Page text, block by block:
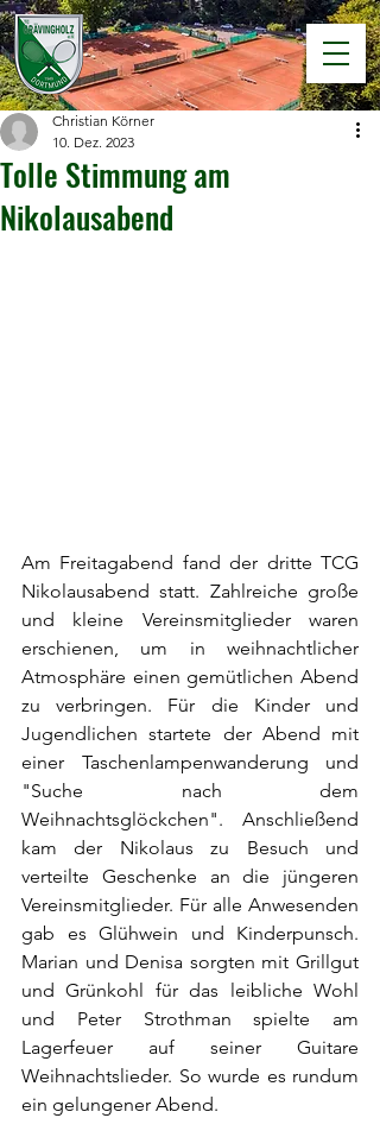
Tolle Stimmung am
Nikolausabend
Christian Körner
10. Dez. 2023
Am Freitagabend fand der dritte TCG
Nikolausabend statt. Zahlreiche große
und kleine Vereinsmitglieder waren
erschienen, um in weihnachtlicher
Atmosphäre einen gemütlichen Abend
zu verbringen. Für die Kinder und
Jugendlichen startete der Abend mit
einer Taschenlampenwanderung und
"Suche nach dem
Weihnachtsglöckchen". Anschließend
kam der Nikolaus zu Besuch und
verteilte Geschenke an die jüngeren
Vereinsmitglieder. Für alle Anwesenden
gab es Glühwein und Kinderpunsch.
Marian und Denisa sorgten mit Grillgut
und Grünkohl für das leibliche Wohl
und Peter Strothman spielte am
Lagerfeuer auf seiner Guitare
Weihnachtslieder. So wurde es rundum
ein gelungener Abend.